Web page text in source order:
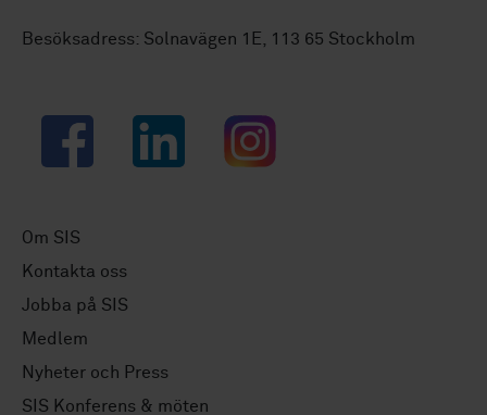
Besöksadress: Solnavägen 1E, 113 65 Stockholm
Facebook LinkedIn Instagram
Om SIS
Kontakta oss
Jobba på SIS
Medlem
Nyheter och Press
SIS Konferens & möten